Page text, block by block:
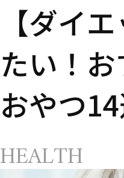
【ダイ
たい！
おやつ
監修
HEALTH